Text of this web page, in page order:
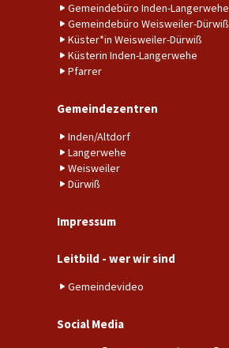
Gemeindebüro Inden-Langerwehe
Gemeindebüro Weisweiler-Dürwiß
Küster*in Weisweiler-Dürwiß
Küsterin Inden-Langerwehe
Pfarrer
Gemeindezentren
Inden/Altdorf
Langerwehe
Weisweiler
Dürwiß
Impressum
Leitbild - wer wir sind
Gemeindevideo
Social Media